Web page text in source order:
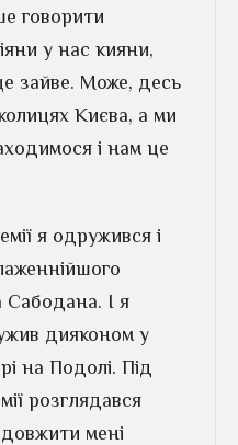
говорити
у нас кияни,
зайве. Може, десь
Києва, а ми
і нам це
я одружився і
Сабодана. І я
дияконом у
на Подолі. Під
розглядався
мені